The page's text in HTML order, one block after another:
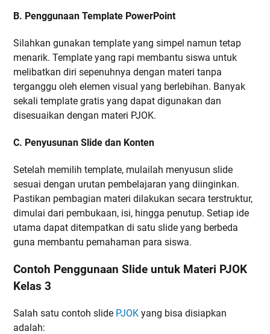
B. Penggunaan Template PowerPoint
Silahkan gunakan template yang simpel namun tetap
menarik. Template yang rapi membantu siswa untuk
melibatkan diri sepenuhnya dengan materi tanpa
terganggu oleh elemen visual yang berlebihan. Banyak
sekali template gratis yang dapat digunakan dan
disesuaikan dengan materi PJOK.
C. Penyusunan Slide dan Konten
Setelah memilih template, mulailah menyusun slide
sesuai dengan urutan pembelajaran yang diinginkan.
Pastikan pembagian materi dilakukan secara terstruktur,
dimulai dari pembukaan, isi, hingga penutup. Setiap ide
utama dapat ditempatkan di satu slide yang berbeda
guna membantu pemahaman para siswa.
Contoh Penggunaan Slide untuk Materi PJOK
Kelas 3
Salah satu contoh slide PJOK yang bisa disiapkan
adalah: